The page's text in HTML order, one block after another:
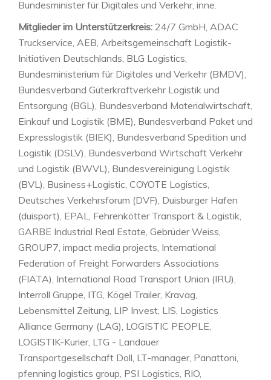
Bundesminister für Digitales und Verkehr, inne.
Mitglieder im Unterstützerkreis: 24/7 GmbH, ADAC
Truckservice, AEB, Arbeitsgemeinschaft Logistik-
Initiativen Deutschlands, BLG Logistics,
Bundesministerium für Digitales und Verkehr (BMDV),
Bundesverband Güterkraftverkehr Logistik und
Entsorgung (BGL), Bundesverband Materialwirtschaft,
Einkauf und Logistik (BME), Bundesverband Paket und
Expresslogistik (BIEK), Bundesverband Spedition und
Logistik (DSLV), Bundesverband Wirtschaft Verkehr
und Logistik (BWVL), Bundesvereinigung Logistik
(BVL), Business+Logistic, COYOTE Logistics,
Deutsches Verkehrsforum (DVF), Duisburger Hafen
(duisport), EPAL, Fehrenkötter Transport & Logistik,
GARBE Industrial Real Estate, Gebrüder Weiss,
GROUP7, impact media projects, International
Federation of Freight Forwarders Associations
(FIATA), International Road Transport Union (IRU),
Interroll Gruppe, ITG, Kögel Trailer, Kravag,
Lebensmittel Zeitung, LIP Invest, LIS, Logistics
Alliance Germany (LAG), LOGISTIC PEOPLE,
LOGISTIK-Kurier, LTG - Landauer
Transportgesellschaft Doll, LT-manager, Panattoni,
pfenning logistics group, PSI Logistics, RIO,